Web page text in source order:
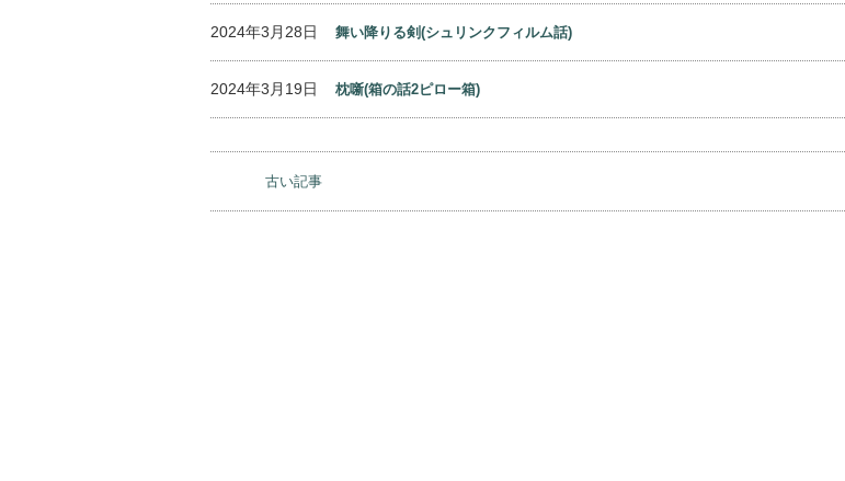
2024年3月28日 舞い降りる剣(シュリンクフィルム話)
2024年3月19日 枕噺(箱の話2ピロー箱)
古い記事